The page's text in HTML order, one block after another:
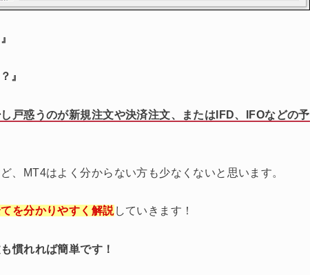
』
戸惑うのが新規注文や決済注文、またはIFD、IFOなどの予
、MT4はよく分からない方も少なくないと思います。
を分かりやすく解説していきます！
慣れれば簡単です！